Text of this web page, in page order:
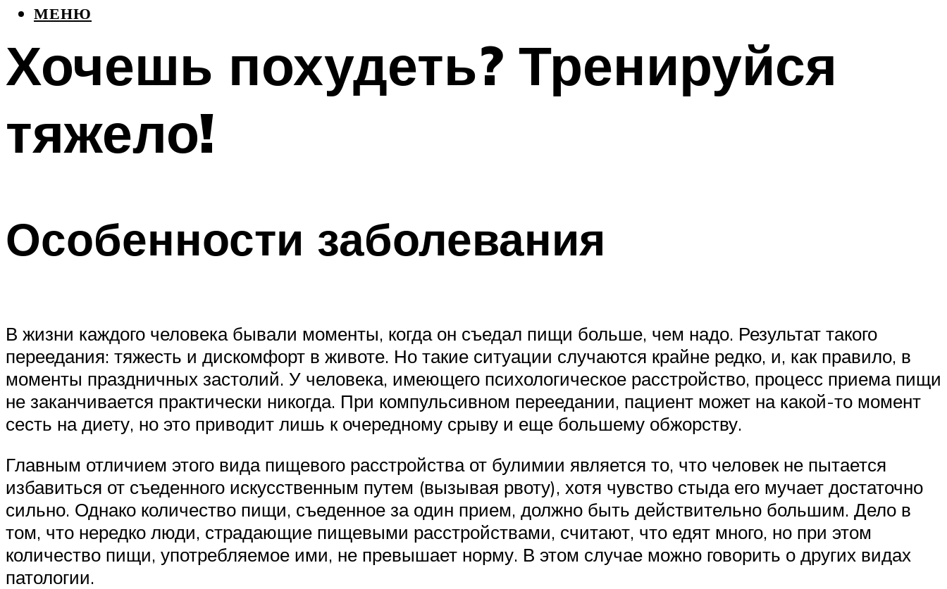
МЕНЮ
Хочешь похудеть? Тренируйся
тяжело!
Особенности заболевания
В жизни каждого человека бывали моменты, когда он съедал пищи больше, чем надо. Результат такого
переедания: тяжесть и дискомфорт в животе. Но такие ситуации случаются крайне редко, и, как правило, в
моменты праздничных застолий. У человека, имеющего психологическое расстройство, процесс приема пищи
не заканчивается практически никогда. При компульсивном переедании, пациент может на какой-то момент
сесть на диету, но это приводит лишь к очередному срыву и еще большему обжорству.
Главным отличием этого вида пищевого расстройства от булимии является то, что человек не пытается
избавиться от съеденного искусственным путем (вызывая рвоту), хотя чувство стыда его мучает достаточно
сильно. Однако количество пищи, съеденное за один прием, должно быть действительно большим. Дело в
том, что нередко люди, страдающие пищевыми расстройствами, считают, что едят много, но при этом
количество пищи, употребляемое ими, не превышает норму. В этом случае можно говорить о других видах
патологии.